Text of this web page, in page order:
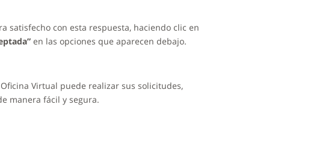
satisfecho con esta respuesta, haciendo clic en
en las opciones que aparecen debajo.
Virtual puede realizar sus solicitudes,
manera fácil y segura.